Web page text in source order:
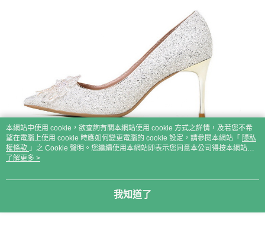
本網站中使用 cookie，欲查詢有關本網站使用 cookie 方式之詳情，及若您不希
望在電腦上使用 cookie 時應如何變更電腦的 cookie 設定，請參閱本網站「 隱私
權條款 」之 Cookie 聲明。您繼續使用本網站即表示您同意本公司得按本網站使
用條款之 Cookie 聲明使用 cookie。
了解更多 >
我知道了